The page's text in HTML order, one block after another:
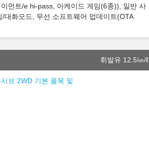
먼트/e hi-pass, 아케이드 게임(6종)), 일반 사
화모드, 무선 소프트웨어 업데이트(OTA
휘발유 12.5㎞/ℓ
브 2WD 기본 품목 및